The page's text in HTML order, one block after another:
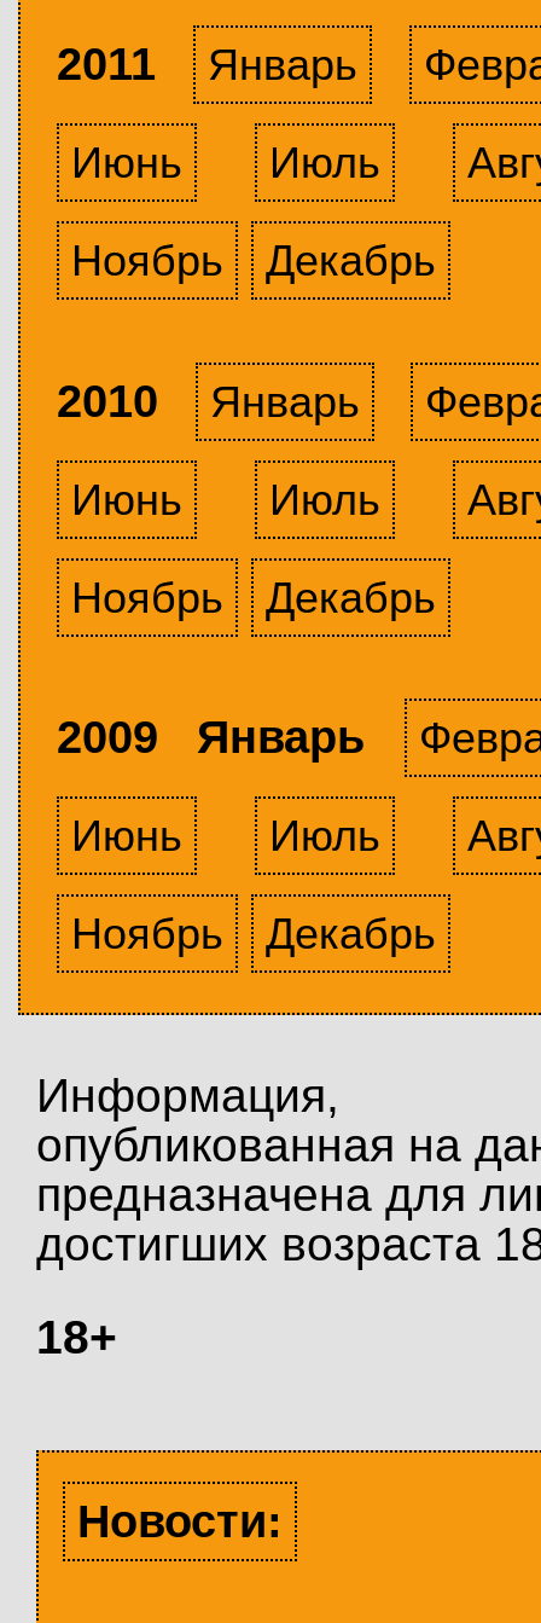
2011 Январь
Июнь
Июль
Ноябрь
Декабрь
2010 Январь
Июнь
Июль
Ноябрь
Декабрь
2009 Январь
Июнь
Июль
Ноябрь
Декабрь
Информация,
опубликованная на
предназначена для
достигших возраста
18+
Новости: